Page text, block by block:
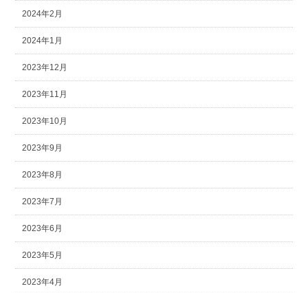
2024年2月
2024年1月
2023年12月
2023年11月
2023年10月
2023年9月
2023年8月
2023年7月
2023年6月
2023年5月
2023年4月